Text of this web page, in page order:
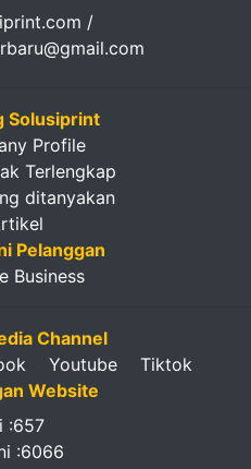
/
Solusiprint
Profile
Terlengkap
ditanyakan
Pelanggan
Business
Channel
Youtube
Tiktok
Website
:657
:6066